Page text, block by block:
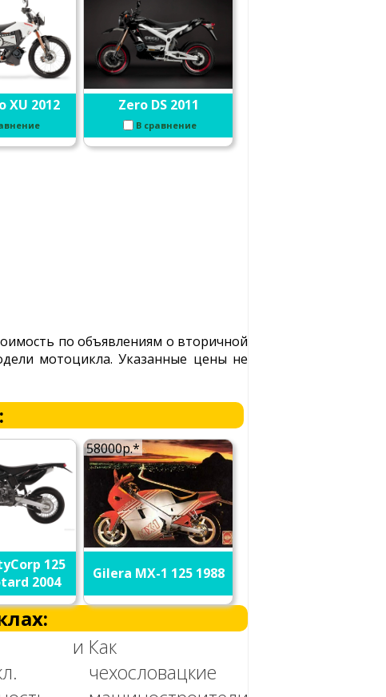
XU 2012 Zero DS 2011
В сравнение
по объявлениям о вторичной
мотоцикла. Указанные цены не
125
2004
58000р.*
Gilera MX-1 125 1988
и Как
чехословацкие